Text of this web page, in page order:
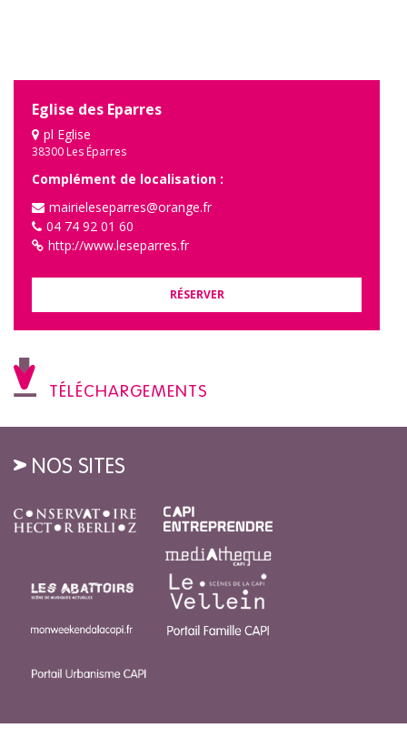
Eglise des Eparres
pl Eglise
38300 Les Éparres
Complément de localisation :
mairieleseparres@orange.fr
04 74 92 01 60
http://www.leseparres.fr
RÉSERVER
TÉLÉCHARGEMENTS
NOS SITES